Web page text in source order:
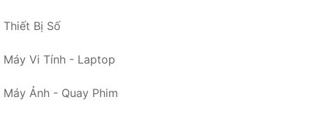
Thiết Bị Số
Máy Vi Tính - Laptop
Máy Ảnh - Quay Phim